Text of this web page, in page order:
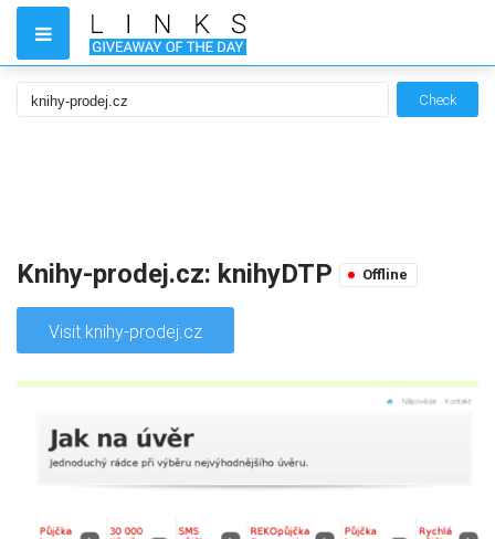
Check
Knihy-prodej.cz: knihyDTP Offline
Visit knihy-prodej.cz